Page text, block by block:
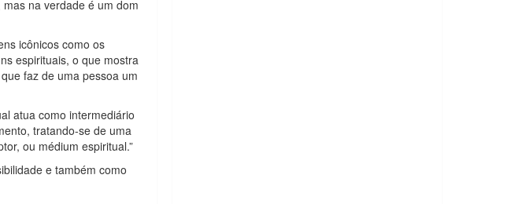
na verdade é um dom
icônicos como os
espirituais, o que mostra
faz de uma pessoa um
atua como intermediário
tratando-se de uma
ou médium espiritual.”
e também como